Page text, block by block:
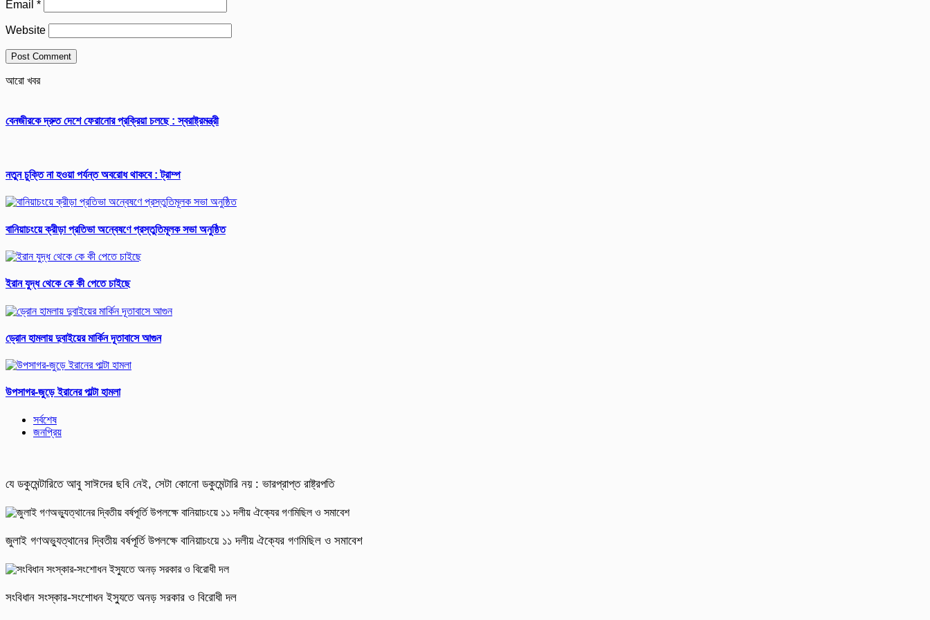
Email *
Website
আরো খবর
বেনজীরকে দ্রুত দেশে ফেরানোর প্রক্রিয়া চলছে : স্বরাষ্ট্রমন্ত্রী
নতুন চুক্তি না হওয়া পর্যন্ত অবরোধ থাকবে : ট্রাম্প
বানিয়াচংয়ে ক্রীড়া প্রতিভা অন্বেষণে প্রস্তুতিমূলক সভা অনুষ্ঠিত
ইরান যুদ্ধ থেকে কে কী পেতে চাইছে
ড্রোন হামলায় দুবাইয়ের মার্কিন দূতাবাসে আগুন
উপসাগর-জুড়ে ইরানের পাল্টা হামলা
সর্বশেষ
জনপ্রিয়
যে ডকুমেন্টারিতে আবু সাঈদের ছবি নেই, সেটা কোনো ডকুমেন্টারি নয় : ভারপ্রাপ্ত রাষ্ট্রপতি
জুলাই গণঅভ্যুত্থানের দ্বিতীয় বর্ষপূর্তি উপলক্ষে বানিয়াচংয়ে ১১ দলীয় ঐক্যের গণমিছিল ও সমাবেশ
সংবিধান সংস্কার-সংশোধন ইস্যুতে অনড় সরকার ও বিরোধী দল